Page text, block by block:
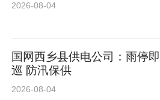
2026-08-04
国网西乡县供电公司：雨停即
巡 防汛保供
2026-08-04